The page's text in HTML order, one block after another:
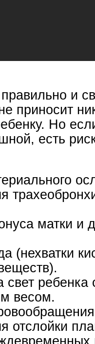
и
приносит
Но
есть
матки и
(нехватки
ребенка
весом.
отслойки